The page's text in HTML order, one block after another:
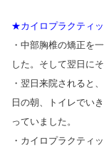
★カイロプラクティ
・中部胸椎の矯正を
した。そして翌日に
・翌日来院されると
日の朝、トイレでい
っていました。
・カイロプラクティ